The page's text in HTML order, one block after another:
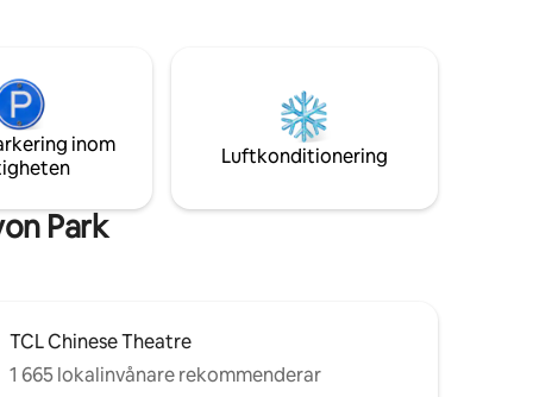
Sub-
55" 4K
inom
Luftkonditionering
Park
TCL Chinese Theatre
1 665 lokalinvånare rekommenderar